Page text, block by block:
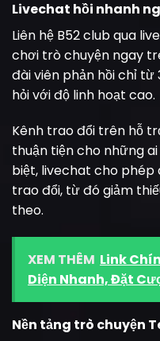
Livechat hồi nhanh
Liên hệ B52 club qua
chơi trò chuyện ngay
đài viên phản hồi chỉ
hỏi với độ linh hoạt cao.
Kênh trao đổi trên hỗ
thuận tiện cho những
biệt, livechat cho phép
trao đổi, từ đó giảm
theo.
XEM THÊM Link
Diện Nhanh, Đặt
Nền tảng trò chuyện